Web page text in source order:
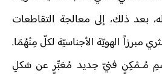
بعد ذلك، إلى معالجة التقاطعات
مبرزاً الهويّة الأجناسيّة لكلّ مِنْهُمَا.
رسمِ مُـمْكِنٍ فنيّ جديد مُعَبِّرٍ عن شكلِ